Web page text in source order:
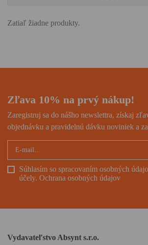
Zatiaľ žiadne produkty.
Zľava 10% na prvý nákup!
Zaregistruj sa do nášho newslettra, získaj
objednávku a pravidelnú dávku noviniek a
Súhlasím so spracovaním osobných
účely. Ochrana osobných údajov
Vydavateľstvo Absynt s.r.o.